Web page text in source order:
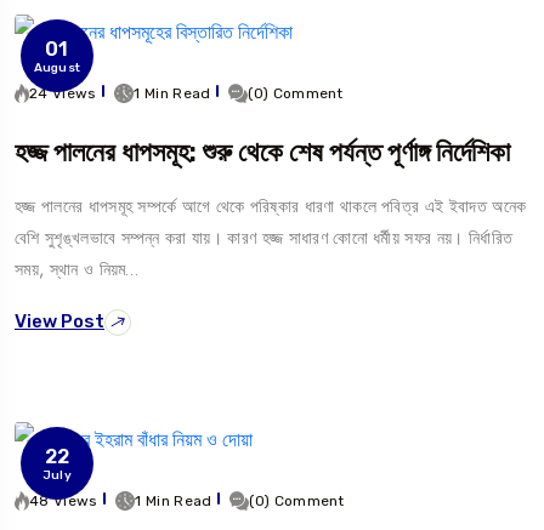
01
August
24 Views 1 Min Read (0) Comment
হজ্জ পালনের ধাপসমূহ: শুরু থেকে শেষ পর্যন্ত পূর্ণাঙ্গ নির্দেশিকা
হজ্জ পালনের ধাপসমূহ সম্পর্কে আগে থেকে পরিষ্কার ধারণা থাকলে পবিত্র এই ইবাদত অনেক
বেশি সুশৃঙ্খলভাবে সম্পন্ন করা যায়। কারণ হজ্জ সাধারণ কোনো ধর্মীয় সফর নয়। নির্ধারিত
সময়, স্থান ও নিয়ম…
View Post
22
July
48 Views 1 Min Read (0) Comment